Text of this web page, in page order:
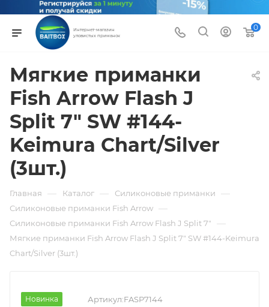
Интернет-магазин
уловистых приманок
0
Мягкие приманки
Fish Arrow Flash J
Split 7" SW #144-
Keimura Chart/Silver
(3шт.)
Главная — Каталог — Силиконовые приманки —
Силиконовые приманки Fish Arrow —
Силиконовые приманки Fish Arrow Flash J Split 7" —
Мягкие приманки Fish Arrow Flash J Split 7" SW #144-Keimura
Chart/Silver (3шт.)
Новинка Артикул:FASP7144